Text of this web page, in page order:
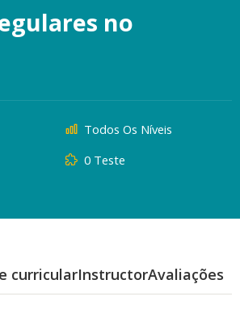
no
Todos Os Níveis
0 Teste
curricularInstructorAvaliações